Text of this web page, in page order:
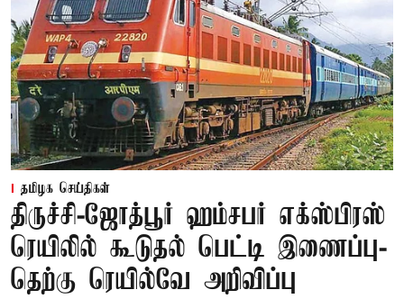
தமிழக செய்திகள்
திருச்சி-ஜோத்பூர் ஹம்சபர் எக்ஸ்பிரஸ்
ரெயிலில் கூடுதல் பெட்டி இணைப்பு-
தெற்கு ரெயில்வே அறிவிப்பு